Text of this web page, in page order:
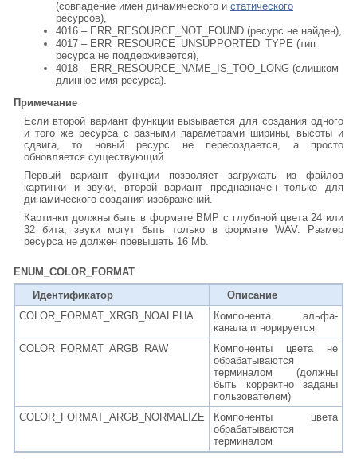
(совпадение имен динамического и статического
ресурсов),
4016 – ERR_RESOURCE_NOT_FOUND (ресурс не найден),
4017 – ERR_RESOURCE_UNSUPPORTED_TYPE (тип
ресурса не поддерживается),
4018 – ERR_RESOURCE_NAME_IS_TOO_LONG (слишком
длинное имя ресурса).
Примечание
Если второй вариант функции вызывается для создания одного
и того же ресурса с разными параметрами ширины, высоты и
сдвига, то новый ресурс не пересоздается, а просто
обновляется существующий.
Первый вариант функции позволяет загружать из файлов
картинки и звуки, второй вариант предназначен только для
динамического создания изображений.
Картинки должны быть в формате BMP с глубиной цвета 24 или
32 бита, звуки могут быть только в формате WAV. Размер
ресурса не должен превышать 16 Mb.
ENUM_COLOR_FORMAT
Идентификатор
Описание
COLOR_FORMAT_XRGB_NOALPHA
Компонента альфа-
канала игнорируется
COLOR_FORMAT_ARGB_RAW
Компоненты цвета не
обрабатываются
терминалом (должны
быть корректно заданы
пользователем)
COLOR_FORMAT_ARGB_NORMALIZE
Компоненты цвета
обрабатываются
терминалом